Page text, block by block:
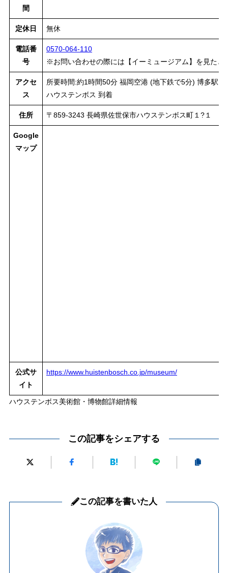
間
定休日 無休
電話番
号
0570-064-110
※お問い合わせの際には【イーミュージアム】を見たと
アクセ
ス
所要時間:約1時間50分 福岡空港 (地下鉄で5分) 博多駅 (
ハウステンボス 到着
住所 〒859-3243 長崎県佐世保市ハウステンボス町１?１
Google
マップ
公式サ
イト
https://www.huistenbosch.co.jp/museum/
ハウステンボス美術館・博物館詳細情報
この記事をシェアする
この記事を書いた人